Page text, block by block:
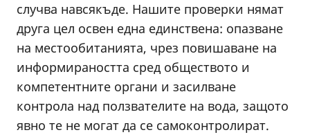
случва навсякъде. Нашите проверки нямат
друга цел освен една единствена: опазване
на местообитанията, чрез повишаване на
информираността сред обществото и
компетентните органи и засилване
контрола над ползвателите на вода, защото
явно те не могат да се самоконтролират.